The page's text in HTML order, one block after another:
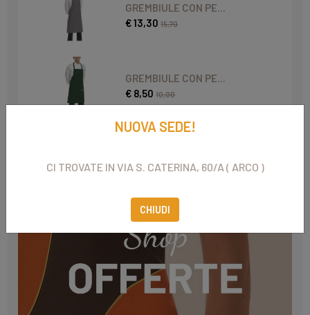
GREMBIULE CON PE...
€ 13,3015,70
GREMBIULE CON PE...
€ 8,5010,00
NUOVA SEDE!
CI TROVATE IN VIA S. CATERINA, 60/A ( ARCO )
CHIUDI